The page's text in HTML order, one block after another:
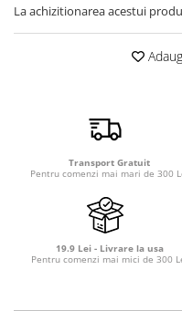
Detergent rufe capsule
Detergent rufe lichid
Detergent rufe pudră
Soluții anticalcar,
întreținere țesături
Odorizanți
Odorizanți cameră
La achizitionarea acestui
Transport Gratuit
Pentru comenzi mai mari de 300
19.9 Lei - Livrare la usa
Pentru comenzi mai mici de 300